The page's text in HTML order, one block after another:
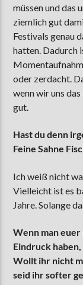
müssen und das
ziemlich gut
Festivals genau
hatten. Dadurch
oder zerdacht.
wenn wir uns
gut.
Hast du denn
Feine Sahne
Ich weiß nicht
Vielleicht ist es
Jahre. Solange
Wenn man
Eindruck
Wollt ihr nicht
seid ihr softer